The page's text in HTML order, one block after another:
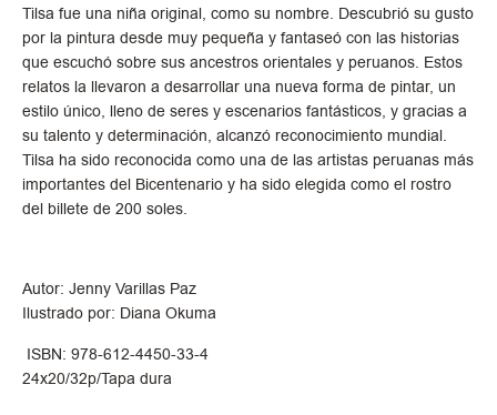
Tilsa fue una niña original, como su nombre. Descubrió su gusto
por la pintura desde muy pequeña y fantaseó con las historias
que escuchó sobre sus ancestros orientales y peruanos. Estos
relatos la llevaron a desarrollar una nueva forma de pintar, un
estilo único, lleno de seres y escenarios fantásticos, y gracias a
su talento y determinación, alcanzó reconocimiento mundial.
Tilsa ha sido reconocida como una de las artistas peruanas más
importantes del Bicentenario y ha sido elegida como el rostro
del billete de 200 soles.
Autor: Jenny Varillas Paz
Ilustrado por: Diana Okuma
ISBN: 978-612-4450-33-4
24x20/32p/Tapa dura